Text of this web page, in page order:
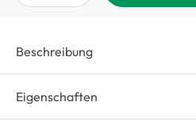
Beschreibung
Eigenschaften